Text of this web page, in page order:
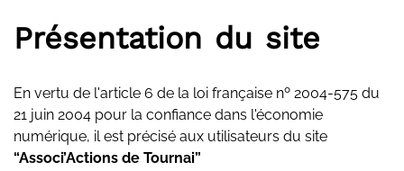
Présentation du site
En vertu de l'article 6 de la loi française nº 2004-575 du
21 juin 2004 pour la confiance dans l'économie
numérique, il est précisé aux utilisateurs du site
“Associ’Actions de Tournai”